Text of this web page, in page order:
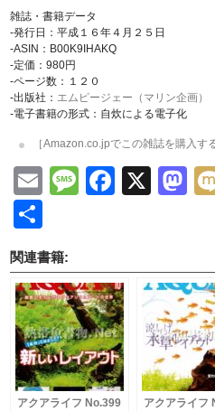
雑誌・書籍データ
-発行日：平成１６年４月２５日
-ASIN：B00K9IHAKQ
-定価：980円
-ページ数：１２０
-出版社： エムピージェー（マリン企画）
-電子書籍の形式：自炊による電子化
［Amazon.co.jpでこの雑誌を購入する
EmailMessage
X
有
関連書籍:
アクアライフ No.399
アクアライフ